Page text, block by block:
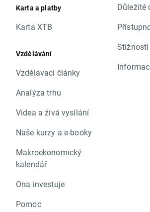
Karta a platby
Karta XTB
Vzdělávání
Vzdělávací články
Analýza trhu
Videa a živá vysílání
Naše kurzy a e-booky
Makroekonomický
kalendář
Ona investuje
Pomoc
Důležité
Stížnosti